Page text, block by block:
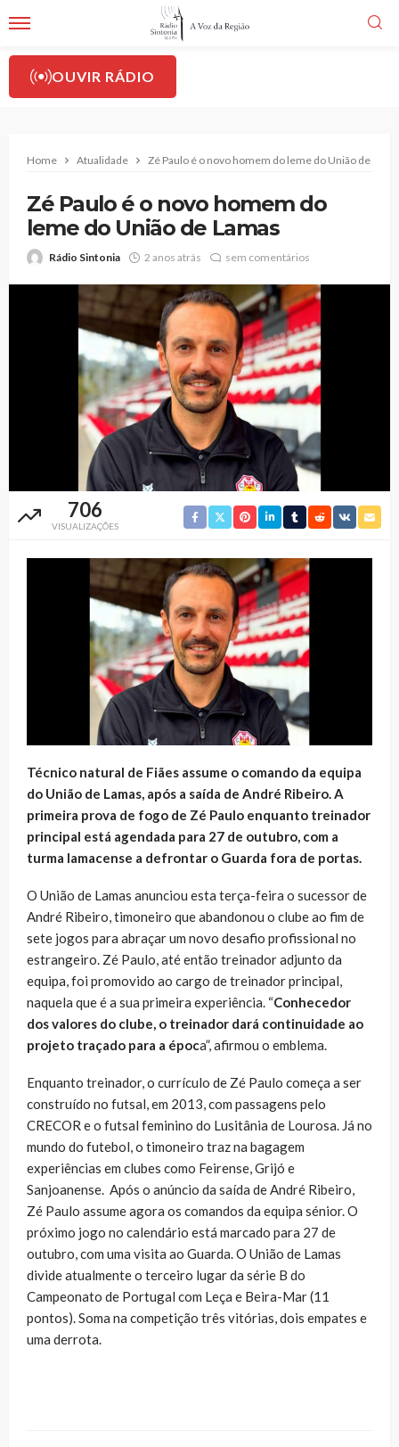
OUVIR RÁDIO
Home Atualidade Zé Paulo é o novo homem do leme do União de
Zé Paulo é o novo homem do
leme do União de Lamas
Rádio Sintonia 2 anos atrás sem comentários
706
VISUALIZAÇÕES
Técnico natural de Fiães assume o comando da equipa
do União de Lamas, após a saída de André Ribeiro. A
primeira prova de fogo de Zé Paulo enquanto treinador
principal está agendada para 27 de outubro, com a
turma lamacense a defrontar o Guarda fora de portas.
O União de Lamas anunciou esta terça-feira o sucessor de
André Ribeiro, timoneiro que abandonou o clube ao fim de
sete jogos para abraçar um novo desafio profissional no
estrangeiro. Zé Paulo, até então treinador adjunto da
equipa, foi promovido ao cargo de treinador principal,
naquela que é a sua primeira experiência. “Conhecedor
dos valores do clube, o treinador dará continuidade ao
projeto traçado para a época”, afirmou o emblema.
Enquanto treinador, o currículo de Zé Paulo começa a ser
construído no futsal, em 2013, com passagens pelo
CRECOR e o futsal feminino do Lusitânia de Lourosa. Já no
mundo do futebol, o timoneiro traz na bagagem
experiências em clubes como Feirense, Grijó e
Sanjoanense. Após o anúncio da saída de André Ribeiro,
Zé Paulo assume agora os comandos da equipa sénior. O
próximo jogo no calendário está marcado para 27 de
outubro, com uma visita ao Guarda. O União de Lamas
divide atualmente o terceiro lugar da série B do
Campeonato de Portugal com Leça e Beira-Mar (11
pontos). Soma na competição três vitórias, dois empates e
uma derrota.